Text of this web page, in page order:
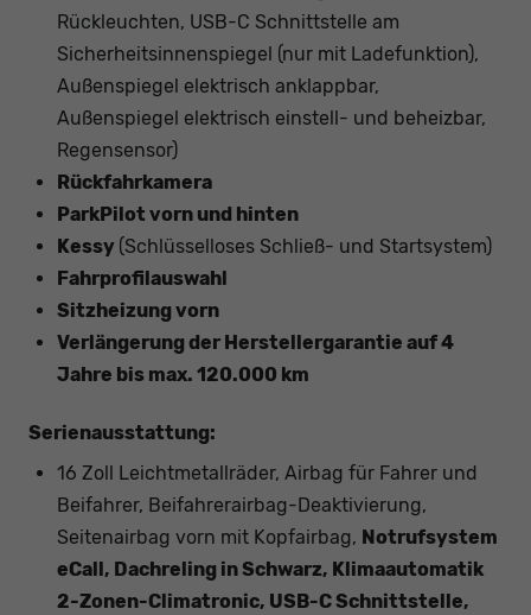
Rückleuchten, USB-C Schnittstelle am
Sicherheitsinnenspiegel (nur mit Ladefunktion),
Außenspiegel elektrisch anklappbar,
Außenspiegel elektrisch einstell- und beheizbar,
Regensensor)
Rückfahrkamera
ParkPilot vorn und hinten
Kessy (Schlüsselloses Schließ- und Startsystem)
Fahrprofilauswahl
Sitzheizung vorn
Verlängerung der Herstellergarantie auf 4
Jahre bis max. 120.000 km
Serienausstattung:
16 Zoll Leichtmetallräder, Airbag für Fahrer und
Beifahrer, Beifahrerairbag-Deaktivierung,
Seitenairbag vorn mit Kopfairbag, Notrufsystem
eCall, Dachreling in Schwarz, Klimaautomatik
2-Zonen-Climatronic, USB-C Schnittstelle,